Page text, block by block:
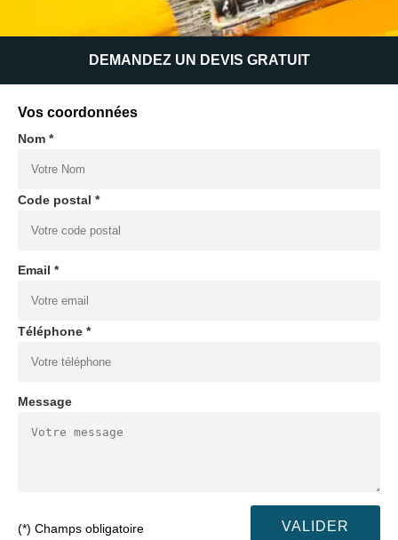
DEMANDEZ UN DEVIS GRATUIT
Vos coordonnées
Nom *
Code postal *
Email *
Téléphone *
Message
(*) Champs obligatoire